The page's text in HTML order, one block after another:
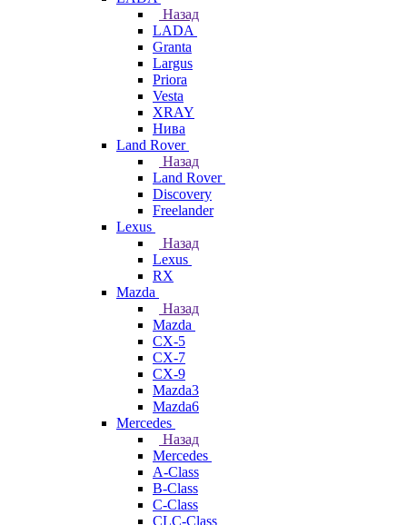
Назад
LADA
Granta
Largus
Priora
Vesta
XRAY
Нива
Land Rover
Назад
Land Rover
Discovery
Freelander
Lexus
Назад
Lexus
RX
Mazda
Назад
Mazda
CX-5
CX-7
CX-9
Mazda3
Mazda6
Mercedes
Назад
Mercedes
A-Class
B-Class
C-Class
CLC-Class